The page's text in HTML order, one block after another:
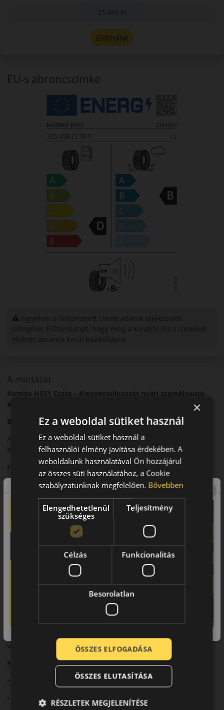
A mintázat
Kumho HS51 Ecsta – Kiegyensúlyozott nyári személyautó-
abroncs
Bevezető
A Kumho Ecsta HS51 egy nyári személyautó-abroncs, amely a
biztonságot és a komfortot ötvözi.
Futófelület és tapadás
Kiegyensúlyozott futófelületi mintázata jó tapadást biztosít
Biztonsági jellemzők
Rövid fékút és stabil irányíthatóság jellemzi.
Komfort és zajszint
Csendes futás és kellemes menetkomfort.
Felhasználási ajánlás
Személyautókhoz, mindennapi nyári használatra.
vezetéshez.
Fő előnyök röviden:
• Kiegyensúlyozott teljesítmény
• Jó tapadás
25 490 Ft
Előbírálat
EU-s abroncscímke
×
Ez a weboldal sütiket használ
Ez a weboldal sütiket használ a
felhasználói élmény javítása érdekében. A
weboldalunk használatával Ön hozzájárul
az összes süti használatához, a Cookie
szabályzatunknak megfelelően. Bővebben
Elengedhetetlenül
szükséges
Teljesítmény
Célzás Funkcionalitás
Besorolatlan
ÖSSZES ELFOGADÁSA
ÖSSZES ELUTASÍTÁSA
RÉSZLETEK MEGJELENÍTÉSE